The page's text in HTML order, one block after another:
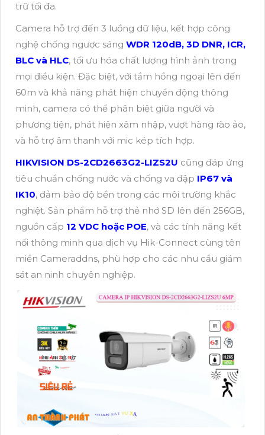
trữ tối đa.
Camera hỗ trợ đến 3 luồng dữ liệu, kết hợp công
nghệ chống ngược sáng WDR 120dB, 3D DNR, ICR,
BLC và HLC, tối ưu hóa chất lượng hình ảnh trong
mọi điều kiện. Đặc biệt, với tầm hồng ngoại lên đến
60m và khả năng phát hiện chuyển động thông
minh, camera có thể phân biệt giữa người và
phương tiện, phát hiện xâm nhập, vượt hàng rào ảo,
và hỗ trợ âm thanh với mic kép tích hợp.
HIKVISION DS-2CD2663G2-LIZS2U cũng đáp ứng
tiêu chuẩn chống nước và chống va đập IP67 và
IK10, đảm bảo độ bền trong các môi trường khắc
nghiệt. Sản phẩm hỗ trợ thẻ nhớ SD lên đến 256GB,
nguồn cấp 12 VDC hoặc POE, và các tính năng kết
nối thông minh qua dịch vụ Hik-Connect cùng tên
miền Cameraddns, phù hợp cho các nhu cầu giám
sát an ninh chuyên nghiệp.